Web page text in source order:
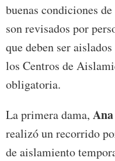
buenas condiciones
son revisados por
que deben ser
los Centros de
obligatoria.
La primera dama,
realizó un recorrido
de aislamiento